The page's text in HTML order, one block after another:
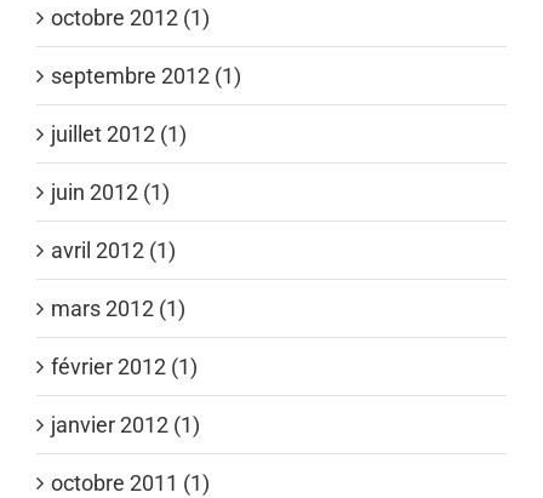
octobre 2012 (1)
septembre 2012 (1)
juillet 2012 (1)
juin 2012 (1)
avril 2012 (1)
mars 2012 (1)
février 2012 (1)
janvier 2012 (1)
octobre 2011 (1)